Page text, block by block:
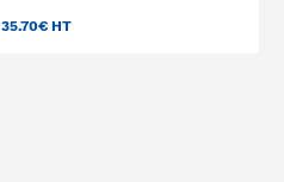
35.70€ HT